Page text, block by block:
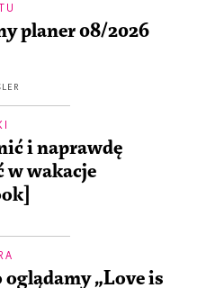
planer 08/2026
i naprawdę
w wakacje
oglądamy „Love is